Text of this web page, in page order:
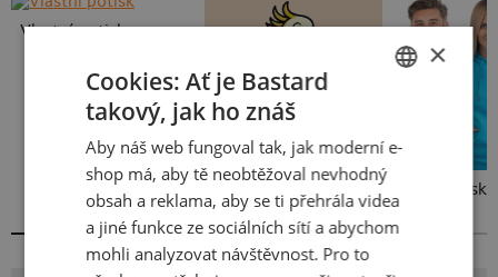
Vlastní potisk
Kakat-du Bez potisku
SLOVAK
×
Cookies: Ať je Bastard
takový, jak ho znáš
Aby náš web fungoval tak, jak moderní e-
shop má, aby tě neobtěžoval nevhodný
obsah a reklama, aby se ti přehrála videa
a jiné funkce ze sociálních sítí a abychom
mohli analyzovat návštěvnost. Pro to